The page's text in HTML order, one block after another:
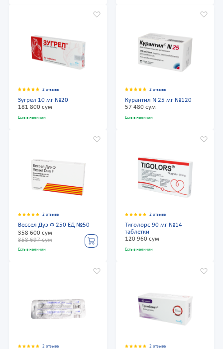
2 отзыва
Зугрел 10 мг №20
181 800 сум
Есть в наличии
2 отзыва
Курантил N 25 мг №120
57 480 сум
Есть в наличии
2 отзыва
Вессел Дуэ Ф 250 ЕД №50
358 600 сум
358 697 сум
Есть в наличии
2 отзыва
Тиголорс 90 мг №14
таблетки
120 960 сум
Есть в наличии
2 отзыва 2 отзыва